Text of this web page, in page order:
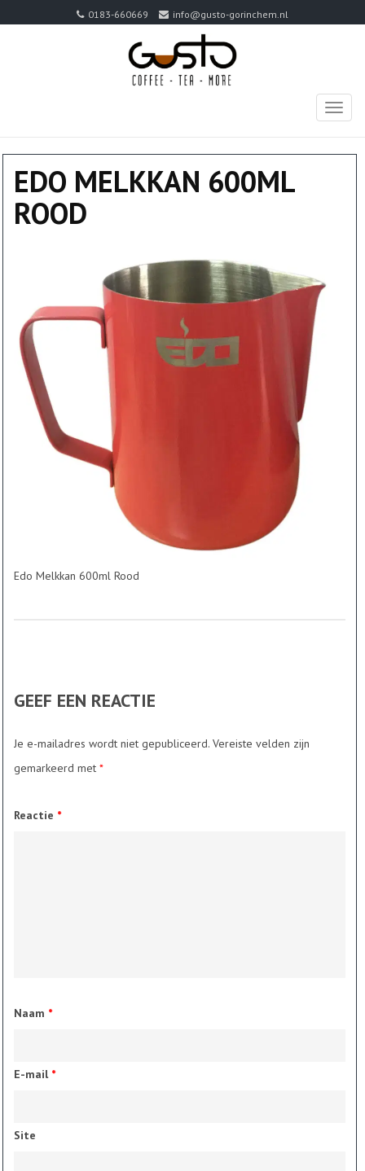
0183-660669 info@gusto-gorinchem.nl
EDO MELKKAN 600ML
ROOD
Edo Melkkan 600ml Rood
GEEF EEN REACTIE
Je e-mailadres wordt niet gepubliceerd. Vereiste velden zijn
gemarkeerd met*
Reactie *
Naam *
E-mail *
Site